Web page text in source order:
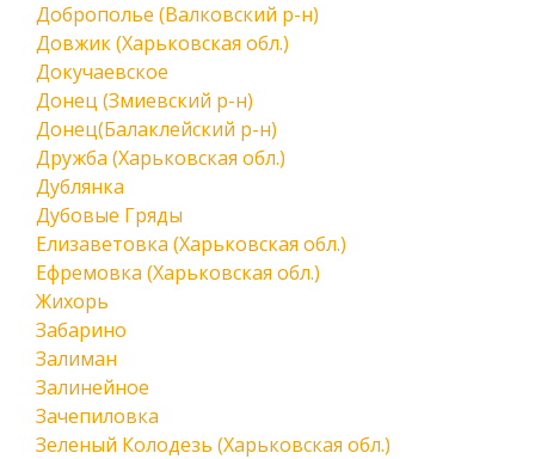
Доброполье (Валковский р-н)
Довжик (Харьковская обл.)
Докучаевское
Донец (Змиевский р-н)
Донец(Балаклейский р-н)
Дружба (Харьковская обл.)
Дублянка
Дубовые Гряды
Елизаветовка (Харьковская обл.)
Ефремовка (Харьковская обл.)
Жихорь
Забарино
Залиман
Залинейное
Зачепиловка
Зеленый Колодезь (Харьковская обл.)